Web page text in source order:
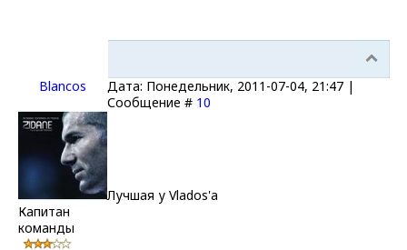
Blancos
Дата: Понедельник, 2011-07-04, 21:47 |
Сообщение # 10
Капитан
команды
Лучшая у Vlados'а